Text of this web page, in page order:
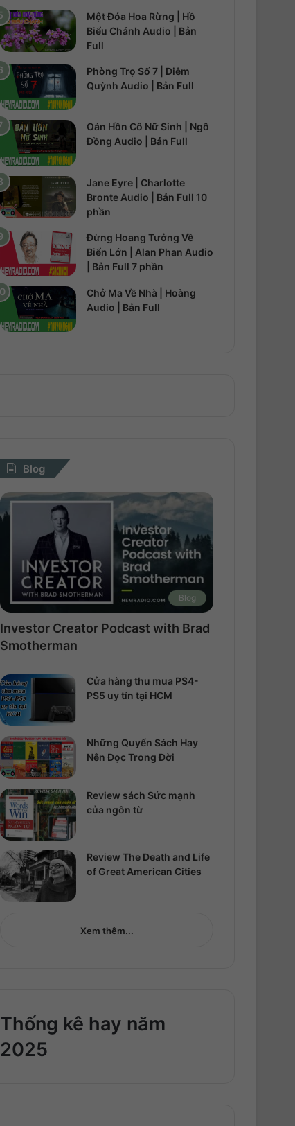
Một Đóa Hoa Rừng | Hồ
Biểu Chánh Audio | Bản
Full
Phòng Trọ Số 7 | Diễm
Quỳnh Audio | Bản Full
Oán Hồn Cô Nữ Sinh | Ngô
Đồng Audio | Bản Full
Jane Eyre | Charlotte
Bronte Audio | Bản Full 10
phần
Đừng Hoang Tưởng Về
Biển Lớn | Alan Phan Audio
| Bản Full 7 phần
Chở Ma Về Nhà | Hoàng
Audio | Bản Full
Blog
Blog
Investor Creator Podcast with Brad
Smotherman
Cửa hàng thu mua PS4-
PS5 uy tín tại HCM
Những Quyển Sách Hay
Nên Đọc Trong Đời
Review sách Sức mạnh
của ngôn từ
Review The Death and Life
of Great American Cities
Xem thêm...
Thống kê hay năm
2025